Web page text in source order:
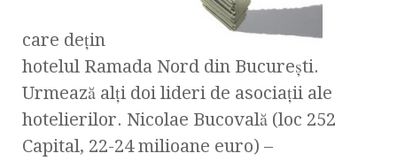
care deţin
hotelul Ramada Nord din Bucureşti.
Urmează alţi doi lideri de asociaţii ale
hotelierilor. Nicolae Bucovală (loc 252
Capital, 22-24 milioane euro) –